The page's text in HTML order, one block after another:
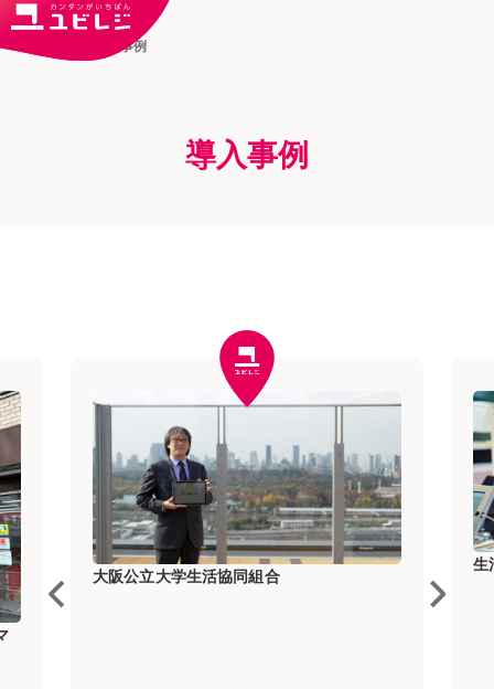
導入事例
導入事例
組合
生活協同組合連合会大学生協事業連